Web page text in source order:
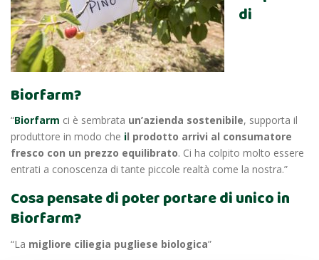
di
Biorfarm?
“Biorfarm ci è sembrata un’azienda sostenibile, supporta il
produttore in modo che il prodotto arrivi al consumatore
fresco con un prezzo equilibrato. Ci ha colpito molto essere
entrati a conoscenza di tante piccole realtà come la nostra.”
Cosa pensate di poter portare di unico in
Biorfarm?
“La migliore ciliegia pugliese biologica”